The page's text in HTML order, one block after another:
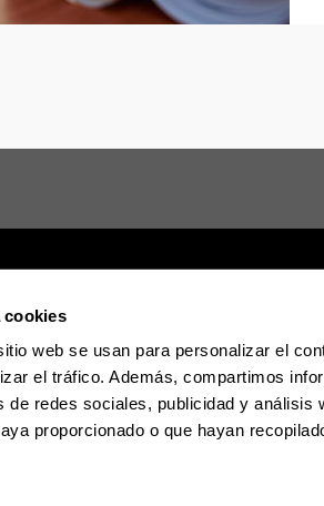
cookies
web se usan para personalizar el
el tráfico. Además, compartimos
de redes sociales, publicidad y análisis
proporcionado o que hayan
Sede electrónica